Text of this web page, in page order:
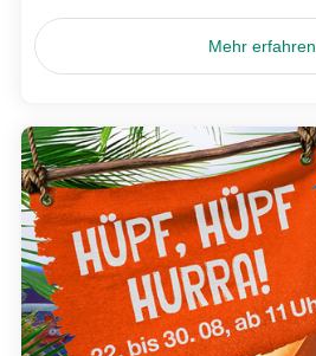
Mehr erfahren